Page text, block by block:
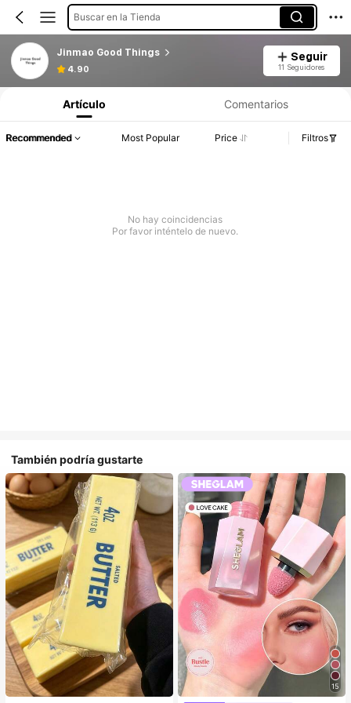
Buscar en la Tienda
Jinmao Good Things
4.90
Seguir
11 Seguidores
Artículo Comentarios
Recommended Most Popular Price Filtros
No hay coincidencias
Por favor inténtelo de nuevo.
También podría gustarte
15